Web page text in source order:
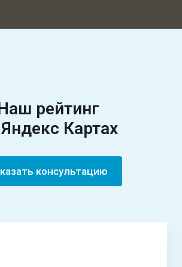
рейтинг
Картах
консультацию